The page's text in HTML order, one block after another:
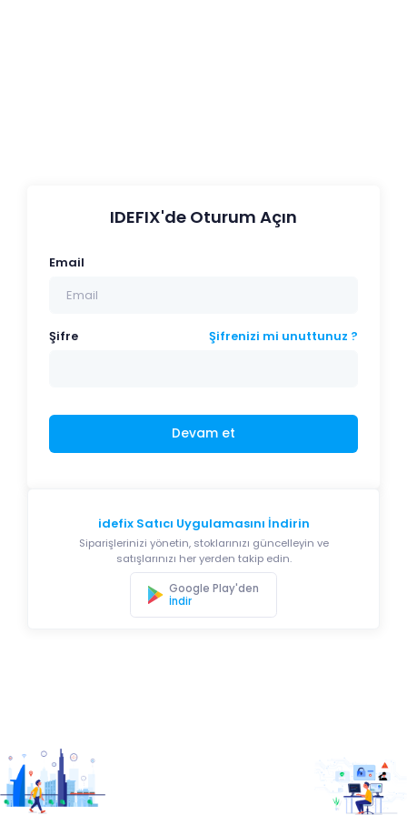
IDEFIX'de Oturum Açın
Email
Şifre Şifrenizi mi unuttunuz ?
Devam et
idefix Satıcı Uygulamasını İndirin
Siparişlerinizi yönetin, stoklarınızı güncelleyin ve
satışlarınızı her yerden takip edin.
Google Play'den
İndir